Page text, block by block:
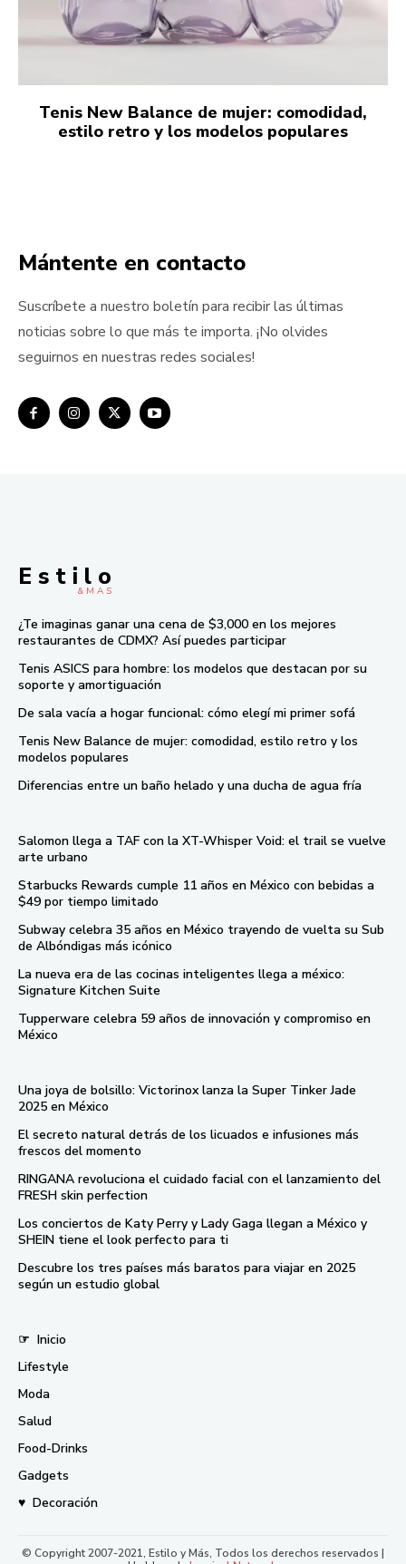
Tenis New Balance de mujer: comodidad,
estilo retro y los modelos populares
Mántente en contacto
Suscríbete a nuestro boletín para recibir las últimas
noticias sobre lo que más te importa. ¡No olvides
seguirnos en nuestras redes sociales!
E s t i l o
& M À S
¿Te imaginas ganar una cena de $3,000 en los mejores
restaurantes de CDMX? Así puedes participar
Tenis ASICS para hombre: los modelos que destacan por su
soporte y amortiguación
De sala vacía a hogar funcional: cómo elegí mi primer sofá
Tenis New Balance de mujer: comodidad, estilo retro y los
modelos populares
Diferencias entre un baño helado y una ducha de agua fría
Salomon llega a TAF con la XT-Whisper Void: el trail se vuelve
arte urbano
Starbucks Rewards cumple 11 años en México con bebidas a
$49 por tiempo limitado
Subway celebra 35 años en México trayendo de vuelta su Sub
de Albóndigas más icónico
La nueva era de las cocinas inteligentes llega a méxico:
Signature Kitchen Suite
Tupperware celebra 59 años de innovación y compromiso en
México
Una joya de bolsillo: Victorinox lanza la Super Tinker Jade
2025 en México
El secreto natural detrás de los licuados e infusiones más
frescos del momento
RINGANA revoluciona el cuidado facial con el lanzamiento del
FRESH skin perfection
Los conciertos de Katy Perry y Lady Gaga llegan a México y
SHEIN tiene el look perfecto para ti
Descubre los tres países más baratos para viajar en 2025
según un estudio global
☞ Inicio
Lifestyle
Moda
Salud
Food-Drinks
Gadgets
♥ Decoración
© Copyright 2007-2021, Estilo y Más, Todos los derechos reservados |